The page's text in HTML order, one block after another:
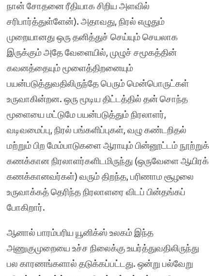
நான் சோதனை ரீதியாக சிறிய அளவில்
சரிபார்த்துள்ளேன்). அதாவது, நிரல் எழுதும்
முறையானது ஒரு தனித்துச் செய்யும் செயலாக
இருக்கும் அதே வேளையில், முழுச் சமூகத்தின்
கவனத்தையும் மூளைத்திறனையும்
பயன்படுத்துவதிலிருந்தே பெரும் மென்பொருட்கள்
உருவாகின்றன. ஒரு மூடிய திட்டத்தில் தன் சொந்த
மூளையை மட்டுமே பயன்படுத்தும் நிரலாளர்,
வடிவமைப்பு, நிரல் பங்களிப்புகள், வழு கண்டறிதல்
மற்றும் பிற மேம்பாடுகளை ஆராயும் பின்னூட்டம் நூற்றுக்
கணக்கான நிரலாளர்களிடமிருந்து (ஒருவேளை ஆயிரக்
கணக்கானவர்கள்) வரும் திறந்த, பரிணாம சூழலை
உருவாக்கத் தெரிந்த நிரலாளரை விடப் பின்தங்கப்
போகிறார்.
ஆனால் பாரம்பரிய யூனிக்ஸ் உலகம் இந்த
அணுகுமுறையை உச்ச நிலைக்கு உயர்த்துவதிலிருந்து
பல காரணங்களால் தடுக்கப்பட்டது. ஒன்று பல்வேறு